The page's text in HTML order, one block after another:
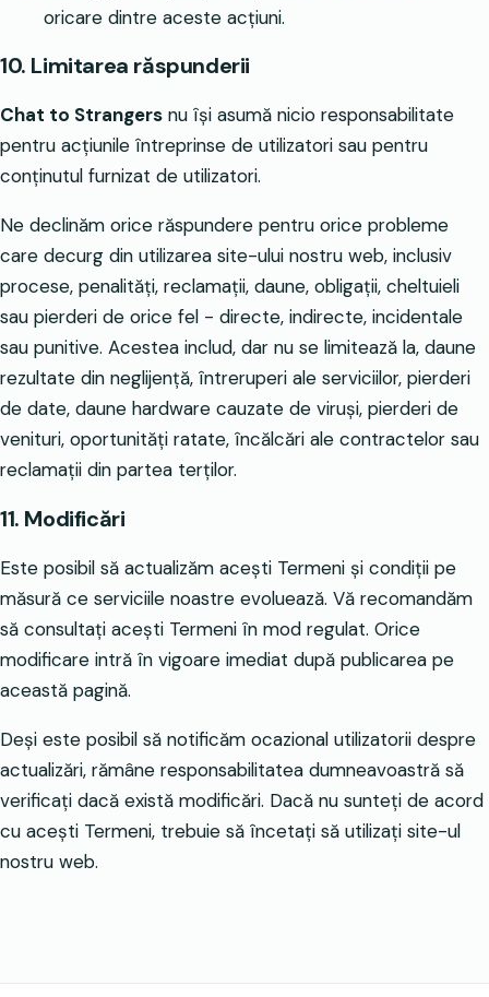
oricare dintre aceste acțiuni.
10. Limitarea răspunderii
Chat to Strangers nu își asumă nicio responsabilitate
pentru acțiunile întreprinse de utilizatori sau pentru
conținutul furnizat de utilizatori.
Ne declinăm orice răspundere pentru orice probleme
care decurg din utilizarea site-ului nostru web, inclusiv
procese, penalități, reclamații, daune, obligații, cheltuieli
sau pierderi de orice fel - directe, indirecte, incidentale
sau punitive. Acestea includ, dar nu se limitează la, daune
rezultate din neglijență, întreruperi ale serviciilor, pierderi
de date, daune hardware cauzate de viruși, pierderi de
venituri, oportunități ratate, încălcări ale contractelor sau
reclamații din partea terților.
11. Modificări
Este posibil să actualizăm acești Termeni și condiții pe
măsură ce serviciile noastre evoluează. Vă recomandăm
să consultați acești Termeni în mod regulat. Orice
modificare intră în vigoare imediat după publicarea pe
această pagină.
Deși este posibil să notificăm ocazional utilizatorii despre
actualizări, rămâne responsabilitatea dumneavoastră să
verificați dacă există modificări. Dacă nu sunteți de acord
cu acești Termeni, trebuie să încetați să utilizați site-ul
nostru web.